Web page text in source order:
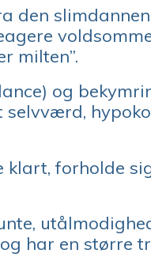
den
milten”.
og
selvværd,
klart, forholde
har en større